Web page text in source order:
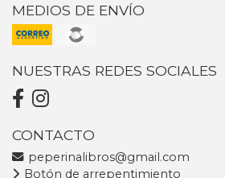
MEDIOS DE ENVÍO
NUESTRAS REDES SOCIALES
CONTACTO
peperinalibros@gmail.com
Botón de arrepentimiento